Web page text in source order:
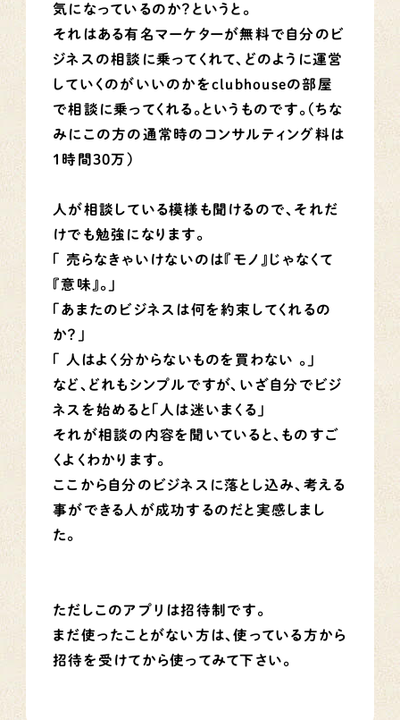
気になっているのか？というと。
それはある有名マーケターが無料で自分のビ
ジネスの相談に乗ってくれて、どのように運営
していくのがいいのかをclubhouseの部屋
で相談に乗ってくれる。というものです。（ちな
みにこの方の通常時のコンサルティング料は
1時間30万）
人が相談している模様も聞けるので、それだ
けでも勉強になります。
「 売らなきゃいけないのは『モノ』じゃなくて
『意味』。」
「あまたのビジネスは何を約束してくれるの
か？」
「 人はよく分からないものを買わない 。」
など、どれもシンプルですが、いざ自分でビジ
ネスを始めると「人は迷いまくる」
それが相談の内容を聞いていると、ものすご
くよくわかります。
ここから自分のビジネスに落とし込み、考える
事ができる人が成功するのだと実感しまし
た。
ただしこのアプリは招待制です。
まだ使ったことがない方は、使っている方から
招待を受けてから使ってみて下さい。